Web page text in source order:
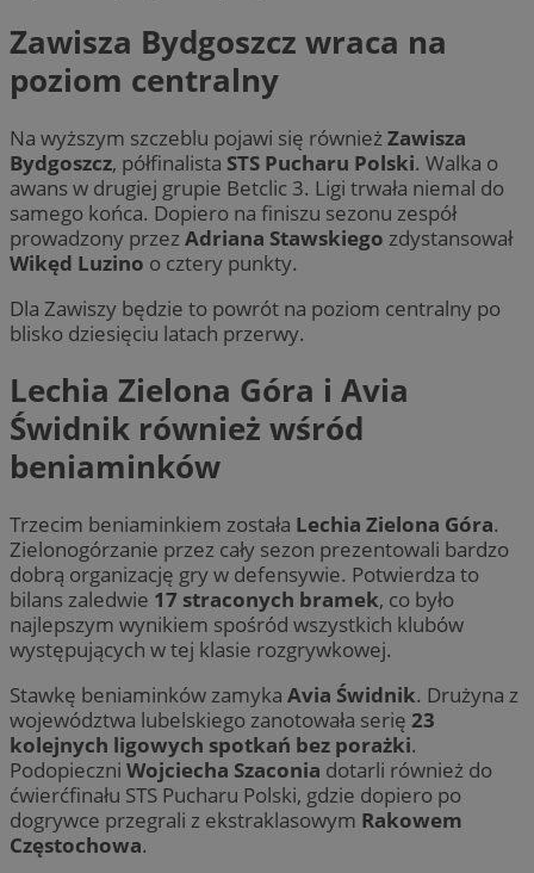
Zawisza Bydgoszcz wraca na
poziom centralny
Na wyższym szczeblu pojawi się równieżZawisza
Bydgoszcz, półfinalista STS Pucharu Polski. Walka o
awans w drugiej grupie Betclic 3. Ligi trwała niemal do
samego końca. Dopiero na finiszu sezonu zespół
prowadzony przezAdriana Stawskiego zdystansował
Wikęd Luzino o cztery punkty.
Dla Zawiszy będzie to powrót na poziom centralny po
blisko dziesięciu latach przerwy.
Lechia Zielona Góra i Avia
Świdnik również wśród
beniaminków
Trzecim beniaminkiem została Lechia Zielona Góra.
Zielonogórzanie przez cały sezon prezentowali bardzo
dobrą organizację gry w defensywie. Potwierdza to
bilans zaledwie 17 straconych bramek, co było
najlepszym wynikiem spośród wszystkich klubów
występujących w tej klasie rozgrywkowej.
Stawkę beniaminków zamyka Avia Świdnik. Drużyna z
województwa lubelskiego zanotowała serię 23
kolejnych ligowych spotkań bez porażki.
Podopieczni Wojciecha Szaconia dotarli również do
ćwierćfinału STS Pucharu Polski, gdzie dopiero po
dogrywce przegrali z ekstraklasowym Rakowem
Częstochowa.